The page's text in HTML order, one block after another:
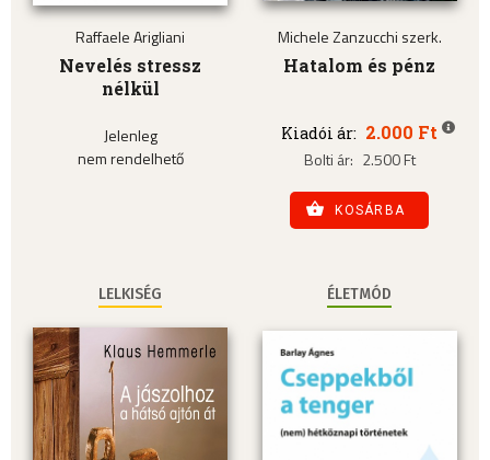
Raffaele Arigliani
Nevelés stressz
nélkül
Jelenleg
nem rendelhető
Michele Zanzucchi szerk.
Hatalom és pénz
Kiadói ár: 2.000 Ft
Bolti ár: 2.500 Ft
KOSÁRBA
LELKISÉG ÉLETMÓD